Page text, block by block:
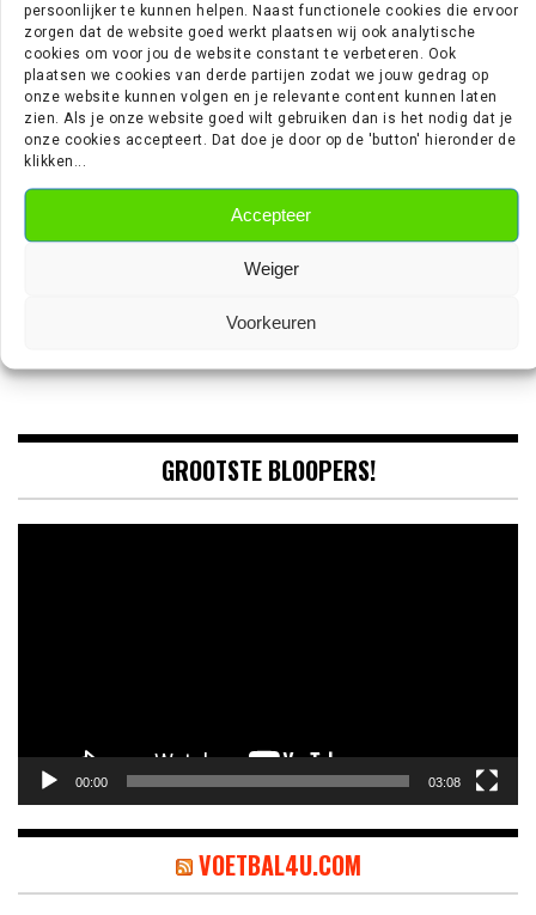
persoonlijker te kunnen helpen. Naast functionele cookies die ervoor
zorgen dat de website goed werkt plaatsen wij ook analytische
cookies om voor jou de website constant te verbeteren. Ook
plaatsen we cookies van derde partijen zodat we jouw gedrag op
onze website kunnen volgen en je relevante content kunnen laten
zien. Als je onze website goed wilt gebruiken dan is het nodig dat je
onze cookies accepteert. Dat doe je door op de 'button' hieronder de
klikken...
Accepteer
Weiger
Voorkeuren
EREDIVISIE NIEUWS
Wie is Jan Virgili? De aanvaller die bij Ajax op de radar staat
‘Sunderland aast op de handtekening van Ernst Poku’
‘Ajax wil nog vijf nieuwe spelers halen’
‘PSV meldt zich in Alkmaar voor 24-jarige Troy Parrott’
Mexx Meerdink (23) was bang dat hij zijn oor was verloren
VOETBALSNAFU OP TIKTOK
GROOTSTE BLOOPERS!
00:00 03:08
VOETBAL4U.COM